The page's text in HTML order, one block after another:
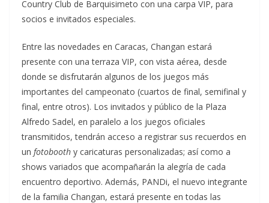
Country Club de Barquisimeto con una carpa VIP, para
socios e invitados especiales.
Entre las novedades en Caracas, Changan estará
presente con una terraza VIP, con vista aérea, desde
donde se disfrutarán algunos de los juegos más
importantes del campeonato (cuartos de final, semifinal y
final, entre otros). Los invitados y público de la Plaza
Alfredo Sadel, en paralelo a los juegos oficiales
transmitidos, tendrán acceso a registrar sus recuerdos en
un fotobooth y caricaturas personalizadas; así como a
shows variados que acompañarán la alegría de cada
encuentro deportivo. Además, PANDi, el nuevo integrante
de la familia Changan, estará presente en todas las